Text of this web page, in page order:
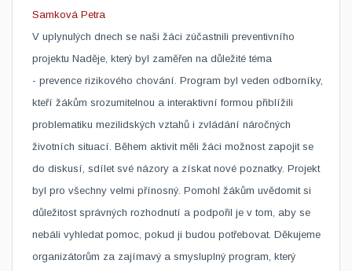
Samková Petra
V uplynulých dnech se naši žáci zúčastnili preventivního
projektu Naděje, který byl zaměřen na důležité téma
- prevence rizikového chování. Program byl veden odborníky,
kteří žákům srozumitelnou a interaktivní formou přiblížili
problematiku mezilidských vztahů i zvládání náročných
životních situací. Během aktivit měli žáci možnost zapojit se
do diskusí, sdílet své názory a získat nové poznatky. Projekt
byl pro všechny velmi přínosný. Pomohl žákům uvědomit si
důležitost správných rozhodnutí a podpořil je v tom, aby se
nebáli vyhledat pomoc, pokud ji budou potřebovat. Děkujeme
organizátorům za zajímavý a smysluplný program, který